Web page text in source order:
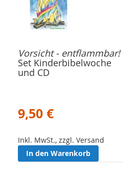
Vorsicht - entflammbar!
Set Kinderbibelwoche
und CD
9,50 €
Inkl. MwSt., zzgl. Versand
In den Warenkorb